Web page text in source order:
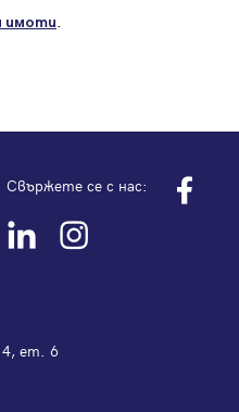
имоти.
Свържете се с нас:
4, ет. 6